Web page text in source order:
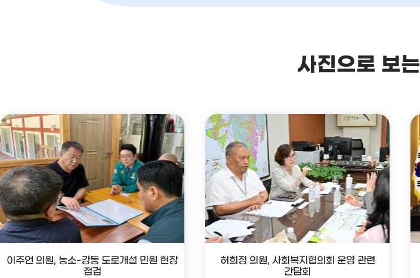
사진으로 보는
이주언 의원, 농소-강동 도로개설 민원 현장
점검
허희정 의원, 사회복지협의회 운영 관련
간담회